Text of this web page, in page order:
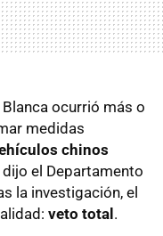
ocurrió más o
medidas
chinos
dijo el Departamento
la investigación, el
veto total.